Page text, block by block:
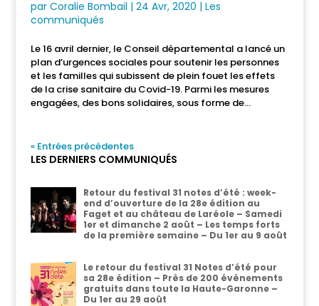
par Coralie Bombail | 24 Avr, 2020 | Les
communiqués
Le 16 avril dernier, le Conseil départemental a lancé un
plan d’urgences sociales pour soutenir les personnes
et les familles qui subissent de plein fouet les effets
de la crise sanitaire du Covid-19. Parmi les mesures
engagées, des bons solidaires, sous forme de...
« Entrées précédentes
LES DERNIERS COMMUNIQUÉS
Retour du festival 31 notes d’été : week-
end d’ouverture de la 28e édition au
Faget et au château de Laréole – Samedi
1er et dimanche 2 août – Les temps forts
de la première semaine – Du 1er au 9 août
Le retour du festival 31 Notes d’été pour
sa 28e édition – Près de 200 événements
gratuits dans toute la Haute-Garonne –
Du 1er au 29 août